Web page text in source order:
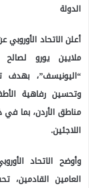
الدولة
ملايين يورو
“اليونيسف”، بهدف
وتحسين رفاهية
مناطق الأردن، بما
اللاجئين.
وأوضح الاتحاد
العامين القادمين،